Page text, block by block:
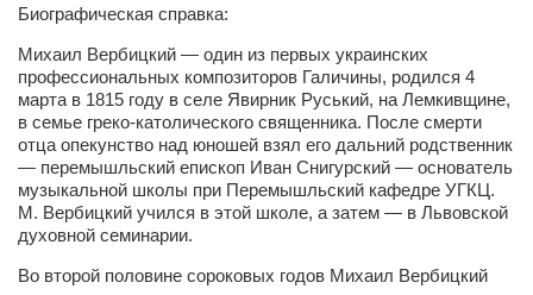
Владимир Айзенберг
Игорь Добровольский
Ольга Козаченко
Оксана Скоробагатская
Александра Скорук
Евгений Полюхович
Ольга Чикина
Бизнес-партнёры
Биографическая справка:
Михаил Вербицкий — один из первых украинских
профессиональных композиторов Галичины, родился 4
марта в 1815 году в селе Явирник Руський, на Лемкивщине,
в семье греко-католического священника. После смерти
отца опекунство над юношей взял его дальний родственник
— перемышльский епископ Иван Снигурский — основатель
музыкальной школы при Перемышльский кафедре УГКЦ.
М. Вербицкий учился в этой школе, а затем — в Львовской
духовной семинарии.
Во второй половине сороковых годов Михаил Вербицкий